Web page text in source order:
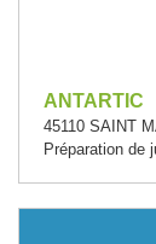
ANTARTIC
45110 SAINT
Préparation de